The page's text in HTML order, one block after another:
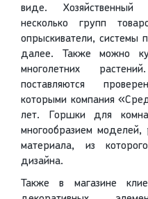
виде. Хозяйственный
несколько групп
опрыскиватели, системы
далее. Также можно
многолетних
поставляются
которыми компания
лет. Горшки для
многообразием моделей,
материала, из
дизайна.
Также в магазине